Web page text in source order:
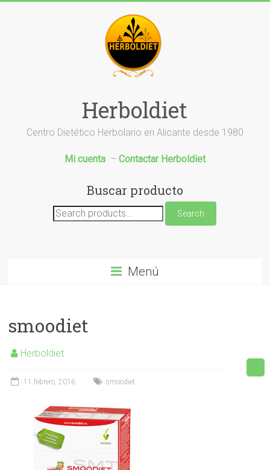
Herboldiet
Centro Dietético Herbolario en Alicante desde 1980
Mi cuenta – Contactar Herboldiet
Buscar producto
Search
for:
Search
Menú
smoodiet
Herboldiet
11 febrero, 2016 smoodiet